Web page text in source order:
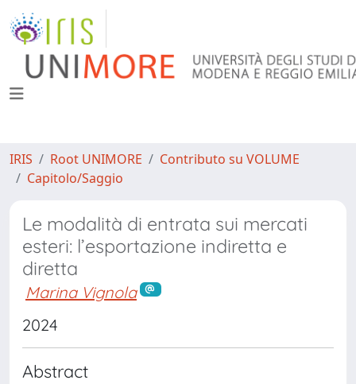
IRIS Root UNIMORE
Contributo su VOLUME
Capitolo/Saggio
Le modalità di entrata sui mercati
esteri: l’esportazione indiretta e
diretta
Marina Vignola
2024
Abstract